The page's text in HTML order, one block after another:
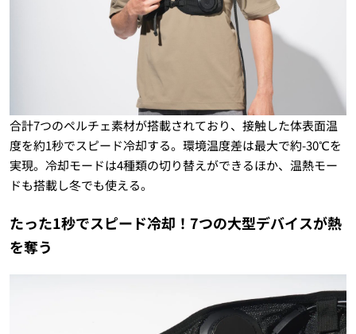
合計7つのペルチェ素材が搭載されており、接触した体表面温
度を約1秒でスピード冷却する。環境温度差は最大で約-30℃を
実現。冷却モードは4種類の切り替えができるほか、温熱モー
ドも搭載し冬でも使える。
たった1秒でスピード冷却！7つの大型デバイスが熱
を奪う